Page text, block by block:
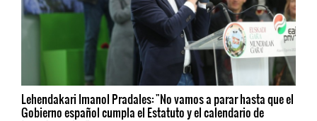
Lehendakari Imanol Pradales: "No vamos a parar hasta que el
Gobierno español cumpla el Estatuto y el calendario de